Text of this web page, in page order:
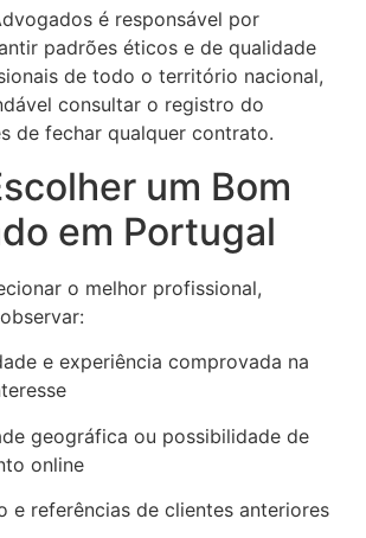
é responsável por
padrões éticos e de qualidade
de todo o território nacional,
consultar o registro do
de fechar qualquer contrato.
um Bom
em Portugal
o melhor profissional,
e experiência comprovada na
geográfica ou possibilidade de
online
e referências de clientes anteriores